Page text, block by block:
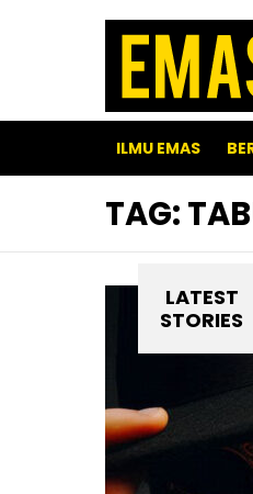
ILMU EMAS
TAG:
LATEST
STORIES